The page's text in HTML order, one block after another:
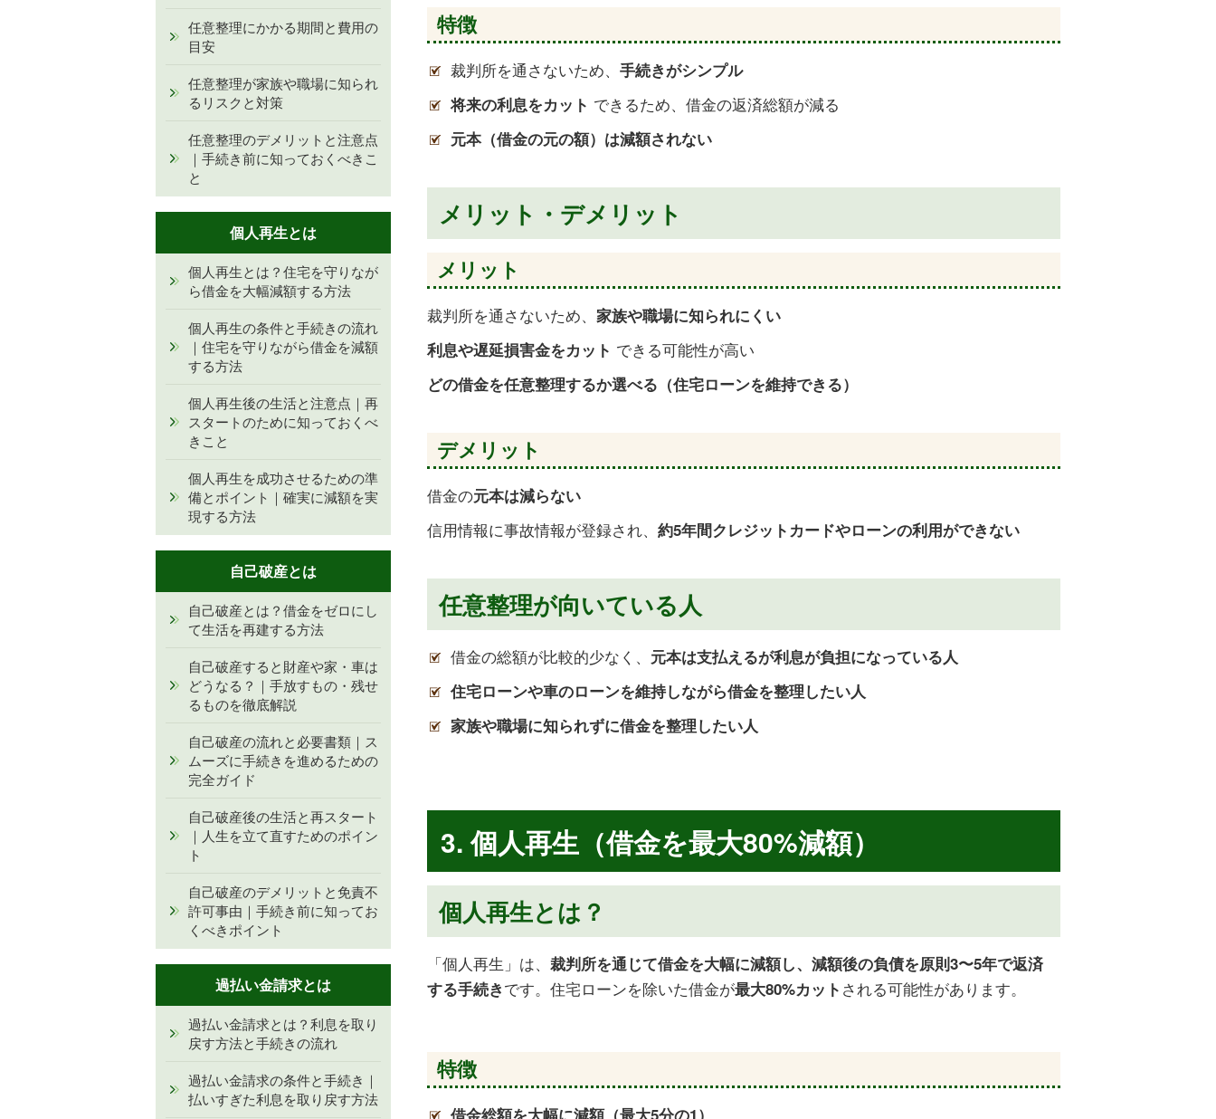
特徴
裁判所を通さないため、 手続きがシンプル
将来の利息をカット できるため、借金の返済総額が減る
元本（借金の元の額）は減額されない
メリット・デメリット
メリット
裁判所を通さないため、 家族や職場に知られにくい
利息や遅延損害金をカット できる可能性が高い
どの借金を任意整理するか選べる（住宅ローンを維持できる）
デメリット
借金の元本は減らない
信用情報に事故情報が登録され、 約5年間クレジットカードやローンの利用ができない
任意整理が向いている人
借金の総額が比較的少なく、 元本は支払えるが利息が負担になっている人
住宅ローンや車のローンを維持しながら借金を整理したい人
家族や職場に知られずに借金を整理したい人
3. 個人再生（借金を最大80%減額）
個人再生とは？
「個人再生」は、 裁判所を通じて借金を大幅に減額し、減額後の負債を原則3〜5年で返済
する手続きです。住宅ローンを除いた借金が最大80%カット される可能性があります。
特徴
借金総額を大幅に減額（最大5分の1）
任意整理にかかる期間と費用の
目安
任意整理が家族や職場に知られ
るリスクと対策
任意整理のデメリットと注意点
｜手続き前に知っておくべきこ
と
個人再生とは
個人再生とは？住宅を守りなが
ら借金を大幅減額する方法
個人再生の条件と手続きの流れ
｜住宅を守りながら借金を減額
する方法
個人再生後の生活と注意点｜再
スタートのために知っておくべ
きこと
個人再生を成功させるための準
備とポイント｜確実に減額を実
現する方法
自己破産とは
自己破産とは？借金をゼロにし
て生活を再建する方法
自己破産すると財産や家・車は
どうなる？｜手放すもの・残せ
るものを徹底解説
自己破産の流れと必要書類｜ス
ムーズに手続きを進めるための
完全ガイド
自己破産後の生活と再スタート
｜人生を立て直すためのポイン
ト
自己破産のデメリットと免責不
許可事由｜手続き前に知ってお
くべきポイント
過払い金請求とは
過払い金請求とは？利息を取り
戻す方法と手続きの流れ
過払い金請求の条件と手続き｜
払いすぎた利息を取り戻す方法